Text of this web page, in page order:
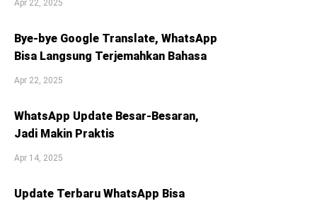
Apr 22, 2025
Bye-bye Google Translate, WhatsApp
Bisa Langsung Terjemahkan Bahasa
Apr 22, 2025
WhatsApp Update Besar-Besaran,
Jadi Makin Praktis
Apr 14, 2025
Update Terbaru WhatsApp Bisa